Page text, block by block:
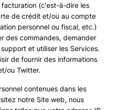
(c'est-à-dire les
de crédit et/ou au compte
personnel ou fiscal, etc.)
des commandes, demander
et utiliser les Services.
de fournir des informations
ou Twitter.
contenues dans les
notre Site web, nous